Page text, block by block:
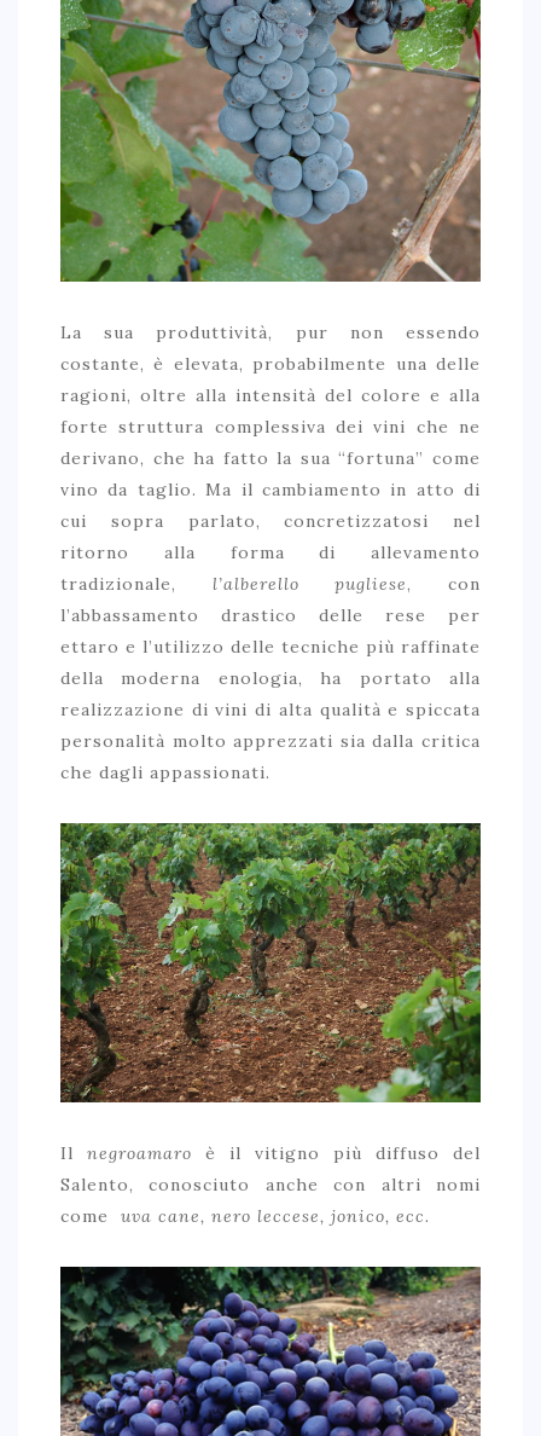
La sua produttività, pur non essendo
costante, è elevata, probabilmente una delle
ragioni, oltre alla intensità del colore e alla
forte struttura complessiva dei vini che ne
derivano, che ha fatto la sua “fortuna” come
vino da taglio. Ma il cambiamento in atto di
cui sopra parlato, concretizzatosi nel
ritorno alla forma di allevamento
tradizionale, l’alberello pugliese, con
l’abbassamento drastico delle rese per
ettaro e l’utilizzo delle tecniche più raffinate
della moderna enologia, ha portato alla
realizzazione di vini di alta qualità e spiccata
personalità molto apprezzati sia dalla critica
che dagli appassionati.
Il negroamaro è il vitigno più diffuso del
Salento, conosciuto anche con altri nomi
come uva cane, nero leccese, jonico, ecc.